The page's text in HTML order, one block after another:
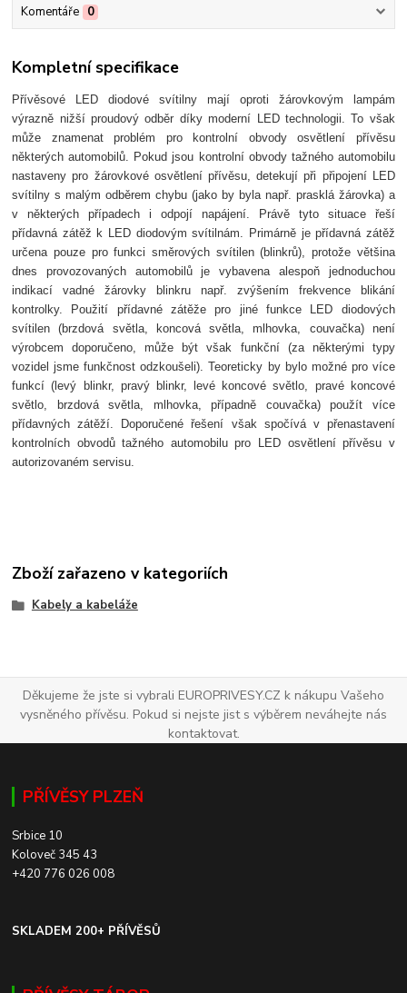
Komentáře 0
Kompletní specifikace
Přívěsové LED diodové svítilny mají oproti žárovkovým lampám
výrazně nižší proudový odběr díky moderní LED technologii. To však
může znamenat problém pro kontrolní obvody osvětlení přívěsu
některých automobilů. Pokud jsou kontrolní obvody tažného automobilu
nastaveny pro žárovkové osvětlení přívěsu, detekují při připojení LED
svítilny s malým odběrem chybu (jako by byla např. prasklá žárovka) a
v některých případech i odpojí napájení. Právě tyto situace řeší
přídavná zátěž k LED diodovým svítilnám. Primárně je přídavná zátěž
určena pouze pro funkci směrových svítilen (blinkrů), protože většina
dnes provozovaných automobilů je vybavena alespoň jednoduchou
indikací vadné žárovky blinkru např. zvýšením frekvence blikání
kontrolky. Použití přídavné zátěže pro jiné funkce LED diodových
svítilen (brzdová světla, koncová světla, mlhovka, couvačka) není
výrobcem doporučeno, může být však funkční (za některými typy
vozidel jsme funkčnost odzkoušeli). Teoreticky by bylo možné pro více
funkcí (levý blinkr, pravý blinkr, levé koncové světlo, pravé koncové
světlo, brzdová světla, mlhovka, případně couvačka) použít více
přídavných zátěží. Doporučené řešení však spočívá v přenastavení
kontrolních obvodů tažného automobilu pro LED osvětlení přívěsu v
autorizovaném servisu.
Zboží zařazeno v kategoriích
Kabely a kabeláže
Děkujeme že jste si vybrali EUROPRIVESY.CZ k nákupu Vašeho
vysněného přívěsu. Pokud si nejste jist s výběrem neváhejte nás
kontaktovat.
PŘÍVĚSY PLZEŇ
Srbice 10
Koloveč 345 43
+420 776 026 008
SKLADEM 200+ PŘÍVĚSŮ